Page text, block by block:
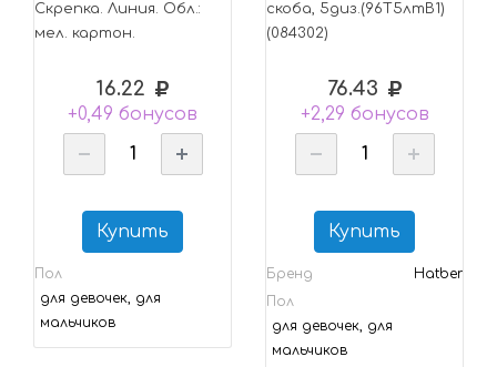
Скрепка. Линия. Обл.:
мел. картон.
16.22
+0,49 бонусов
Купить
Пол
для девочек, для
мальчиков
скоба, 5диз.(96Т5лтВ1)
(084302)
76.43
+2,29 бонусов
Купить
Бренд
Hatber
Пол
для девочек, для
мальчиков